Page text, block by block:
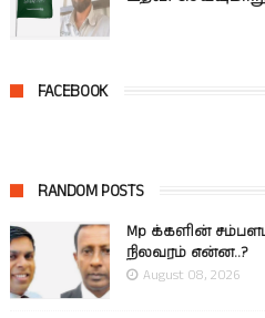
FACEBOOK
RANDOM POSTS
Mp க்களின்
நிலவரம் என்ன..?
August 08, 2026